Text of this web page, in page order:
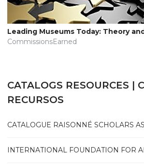
Leading Museums Today: Theory
CommissionsEarned
CATALOGS RESOURCES |
RECURSOS
CATALOGUE RAISONNÉ SCHOLARS
INTERNATIONAL FOUNDATION FOR